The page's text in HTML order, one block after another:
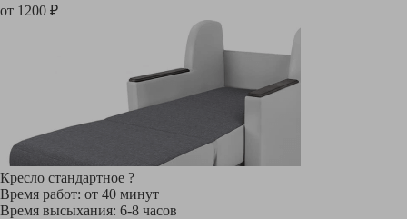
от 1200 ₽
Кресло стандартное ?
Время работ: от 40 минут
Время высыхания: 6-8 часов